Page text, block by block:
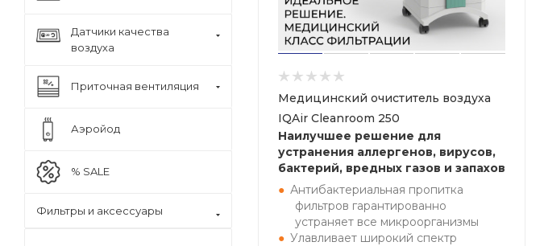
Медицинский очиститель воздуха
IQAir Cleanroom 250
Наилучшее решение для
устранения аллергенов, вирусов,
бактерий, вредных газов и запахов
Антибактериальная пропитка
фильтров гарантированно
устраняет все микроорганизмы
Улавливает широкий спектр
Датчики качества
воздуха
Приточная вентиляция
Аэройод
% SALE
Фильтры и аксессуары